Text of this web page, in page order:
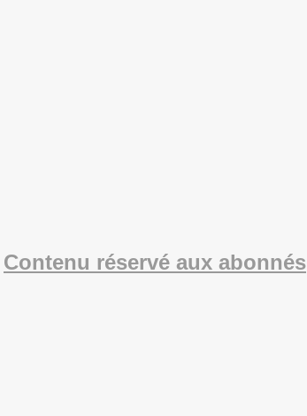
Contenu réservé aux abonnés